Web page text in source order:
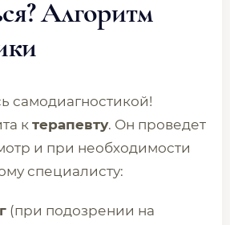
Алгоритм
самодиагностикой!
к терапевту. Он проведет
и при необходимости
специалисту:
(при подозрении на